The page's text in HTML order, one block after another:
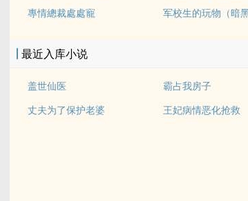
專情總裁處處寵
军校生的玩物（暗黑
最近入库小说
盖世仙医 霸占我房子
丈夫为了保护老婆
王妃病情恶化抢救